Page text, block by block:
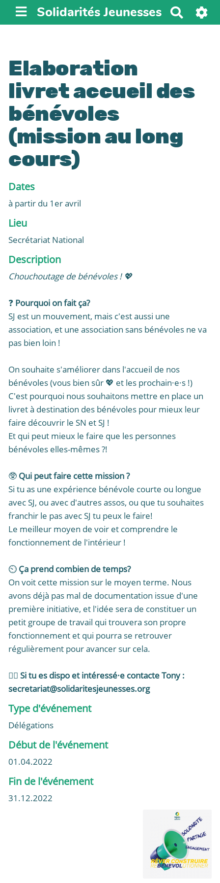
Solidarités Jeunesses
e
c
h
Elaboration
livret accueil des
bénévoles
(mission au long
cours)
Dates
à partir du 1er avril
Lieu
Secrétariat National
Description
Chouchoutage de bénévoles ! 💖
❓ Pourquoi on fait ça?
SJ est un mouvement, mais c'est aussi une
association, et une association sans bénévoles ne va
pas bien loin !
On souhaite s'améliorer dans l'accueil de nos
bénévoles (vous bien sûr 💖 et les prochain·e·s !)
C'est pourquoi nous souhaitons mettre en place un
livret à destination des bénévoles pour mieux leur
faire découvrir le SN et SJ !
Et qui peut mieux le faire que les personnes
bénévoles elles-mêmes ?!
🥸 Qui peut faire cette mission ?
Si tu as une expérience bénévole courte ou longue
avec SJ, ou avec d'autres assos, ou que tu souhaites
franchir le pas avec SJ tu peux le faire!
Le meilleur moyen de voir et comprendre le
fonctionnement de l'intérieur !
⏲️ Ça prend combien de temps?
On voit cette mission sur le moyen terme. Nous
avons déjà pas mal de documentation issue d'une
première initiative, et l'idée sera de constituer un
petit groupe de travail qui trouvera son propre
fonctionnement et qui pourra se retrouver
régulièrement pour avancer sur cela.
☝🏽 Si tu es dispo et intéressé·e contacte Tony :
secretariat@solidaritesjeunesses.org
Type d'événement
Délégations
Début de l'événement
01.04.2022
Fin de l'événement
31.12.2022